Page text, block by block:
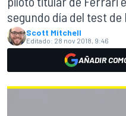
segundo día del test de
Scott Mitchell
Editado: 28 nov 2018, 9:46
AÑADIR